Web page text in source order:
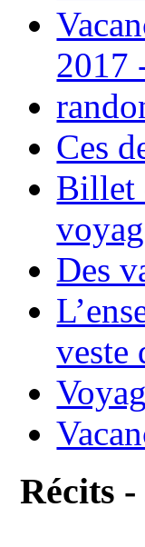
2017
Ces
Billet
Des
veste
Récits